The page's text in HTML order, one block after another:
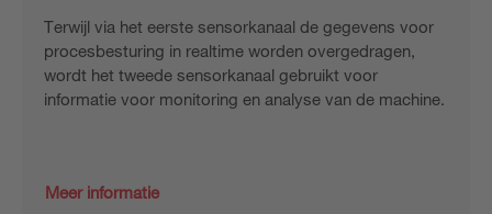
Terwijl via het eerste sensorkanaal de gegevens voor
procesbesturing in realtime worden overgedragen,
wordt het tweede sensorkanaal gebruikt voor
informatie voor monitoring en analyse van de machine.
Meer informatie